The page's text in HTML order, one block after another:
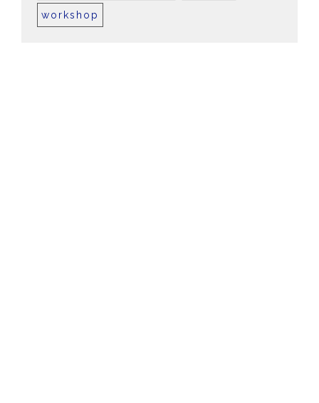
workshop